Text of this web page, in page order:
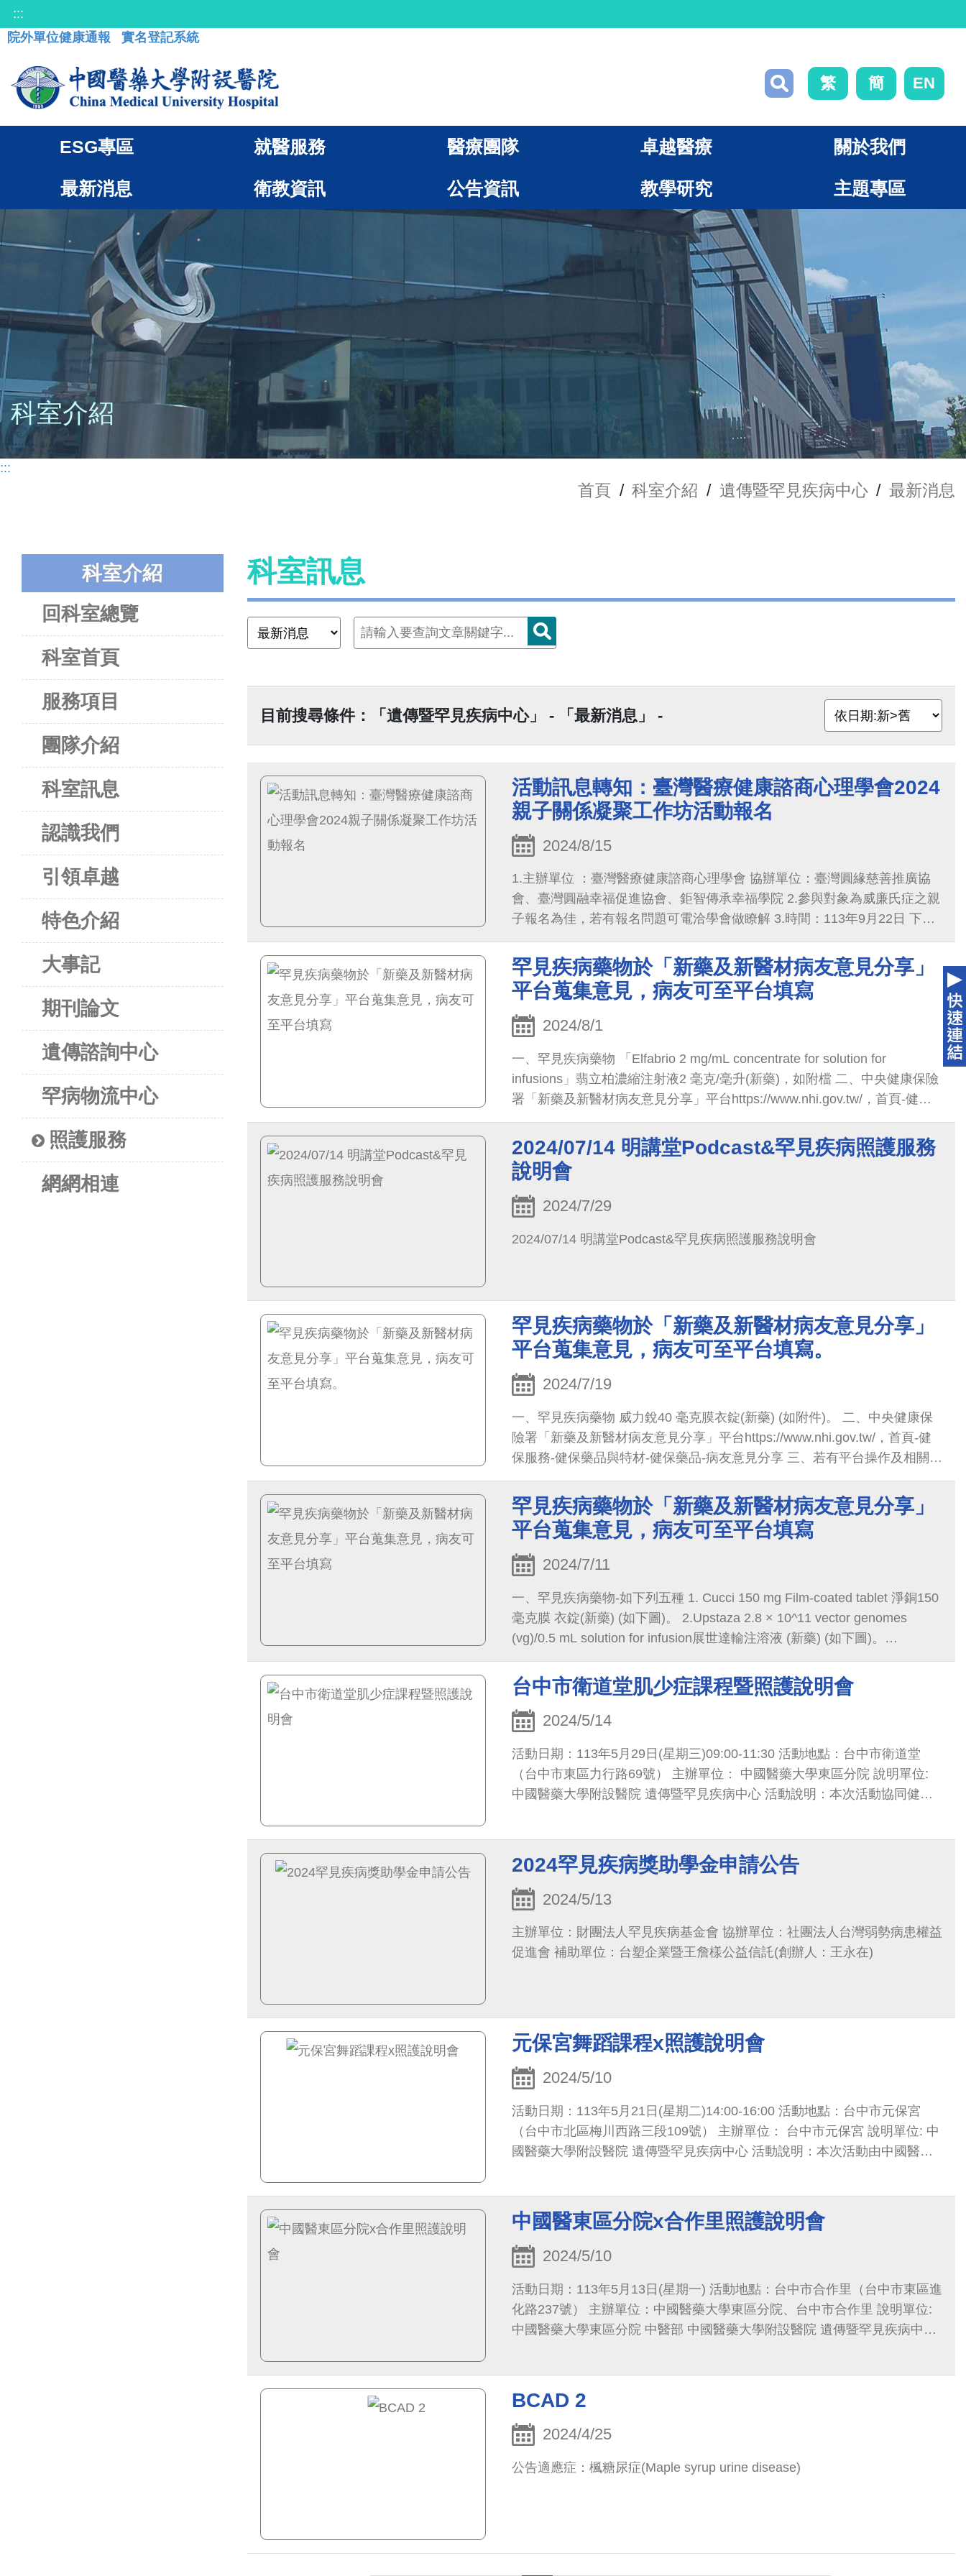
:::
院外單位健康通報
實名登記系統
繁 簡 EN
ESG專區 就醫服務 醫療團隊 卓越醫療 關於我們
最新消息 衛教資訊 公告資訊 教學研究 主題專區
科室介紹
:::
首頁 / 科室介紹 / 遺傳暨罕見疾病中心 / 最新消息
科室介紹
回科室總覽
科室首頁
服務項目
團隊介紹
科室訊息
認識我們
引領卓越
特色介紹
大事記
期刊論文
遺傳諮詢中心
罕病物流中心
照護服務
網網相連
科室訊息
目前搜尋條件：「遺傳暨罕見疾病中心」 - 「最新消息」 -
活動訊息轉知：臺灣醫療健康諮商心理學會2024
親子關係凝聚工作坊活動報名
2024/8/15
1.主辦單位 ：臺灣醫療健康諮商心理學會 協辦單位：臺灣圓緣慈善推廣協
會、臺灣圓融幸福促進協會、鉅智傳承幸福學院 2.參與對象為威廉氏症之親
子報名為佳，若有報名問題可電洽學會做瞭解 3.時間：113年9月22日 下午
12：50～13：00 報到 13：00～15：00 三～六年級生親子場（8對親子為
限） 15：00～15：10 報到 15：10～17：10 七～九年級生親子（8對親子
為限） 4.地點：台北市中山區民生西路6號5樓 VIVI舞蹈空間 5.相關費用及
活動注意事項請詳參google報名連結
https://docs.google.com/forms/d/e/1FAIpQLSfT9NGm7-
qAFYcQYeAILPdjJ6DCETV8n2DM6ZKvfyBgLADrXg/viewform
罕見疾病藥物於「新藥及新醫材病友意見分享」
平台蒐集意見，病友可至平台填寫
2024/8/1
一、罕見疾病藥物 「Elfabrio 2 mg/mL concentrate for solution for
infusions」翡立柏濃縮注射液2 毫克/毫升(新藥)，如附檔 二、中央健康保險
署「新藥及新醫材病友意見分享」平台https://www.nhi.gov.tw/，首頁-健保
服務-健保藥品與特材-健保藥品-病友意見分享 三、若有平台操作及相關問
題，請洽健保署諮詢服務專線02-27065866轉1557。
2024/07/14 明講堂Podcast&罕見疾病照護服務
說明會
2024/7/29
2024/07/14 明講堂Podcast&罕見疾病照護服務說明會
罕見疾病藥物於「新藥及新醫材病友意見分享」
平台蒐集意見，病友可至平台填寫。
2024/7/19
一、罕見疾病藥物 威力銳40 毫克膜衣錠(新藥) (如附件)。 二、中央健康保
險署「新藥及新醫材病友意見分享」平台https://www.nhi.gov.tw/，首頁-健
保服務-健保藥品與特材-健保藥品-病友意見分享 三、若有平台操作及相關問
題，請洽健保署諮詢服務專線02-27065866轉1557。
罕見疾病藥物於「新藥及新醫材病友意見分享」
平台蒐集意見，病友可至平台填寫
2024/7/11
一、罕見疾病藥物-如下列五種 1. Cucci 150 mg Film-coated tablet 淨銅150
毫克膜 衣錠(新藥) (如下圖)。 2.Upstaza 2.8 × 10^11 vector genomes
(vg)/0.5 mL solution for infusion展世達輸注溶液 (新藥) (如下圖)。
升 (新藥) (如下圖)。 4.Ceprotin powder and solvent for solution for injection
喜寶寧注射劑(新藥) (如下圖)。 5. VOXZOGO扶佐高凍晶注射劑(新藥) (如
下圖)。 二、中央健康保險署「新藥及新醫材病友意見分享」平台
見分享 三、若有平台操作及相關問題，請洽健保署諮詢服務專線02-
27065866轉1557。
台中市衛道堂肌少症課程暨照護說明會
2024/5/14
活動日期：113年5月29日(星期三)09:00-11:30 活動地點：台中市衛道堂
（台中市東區力行路69號） 主辦單位： 中國醫藥大學東區分院 說明單位:
中國醫藥大學附設醫院 遺傳暨罕見疾病中心 活動說明：本次活動協同健康
2024罕見疾病獎助學金申請公告
2024/5/13
主辦單位：財團法人罕見疾病基金會 協辦單位：社團法人台灣弱勢病患權益
促進會 補助單位：台塑企業暨王詹樣公益信託(創辦人：王永在)
元保宮舞蹈課程x照護說明會
2024/5/10
活動日期：113年5月21日(星期二)14:00-16:00 活動地點：台中市元保宮
（台中市北區梅川西路三段109號） 主辦單位： 台中市元保宮 說明單位: 中
國醫藥大學附設醫院 遺傳暨罕見疾病中心 活動說明：本次活動由中國醫藥
中國醫東區分院x合作里照護說明會
2024/5/10
活動日期：113年5月13日(星期一) 活動地點：台中市合作里（台中市東區進
化路237號） 主辦單位：中國醫藥大學東區分院、台中市合作里 說明單位:
中國醫藥大學東區分院 中醫部 中國醫藥大學附設醫院 遺傳暨罕見疾病中心
說明炎炎夏日如何讓里民消暑
BCAD 2
2024/4/25
公告適應症：楓糖尿症(Maple syrup urine disease)